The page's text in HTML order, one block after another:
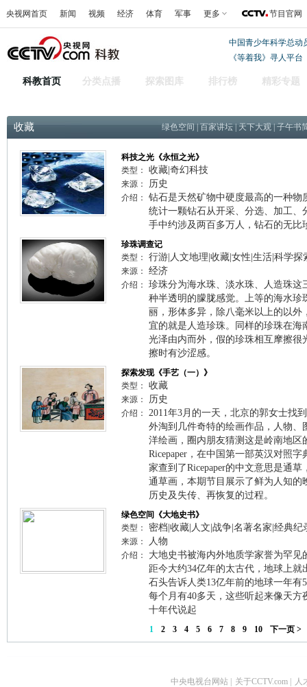
央视网首页 新闻 视频 经济 体育 军事 更多 节目官网
中国青少年科学总动
《等着我》寻人平台
科教首页 分类点播 探索图库 排行榜 精彩专题
收藏 绿色空间|百家讲坛|天下大观|子午书
科技之光《永恒之光》
类型：
收藏|奇幻科技
来源： 历史
介绍：
钻石是天然矿物中硬度最高的一种物
统计一颗钻石从开采、分选、加工、
手中约涉及两百多万人，钻石的无比
珍珠调查记
类型：
行游|人文地理|收藏|女性|生活|科学探
来源： 经济
介绍：
珍珠分为海水珠、淡水珠、人造珠这
种半透明的朦胧感觉。上等的海水珍
丽，形体多异，除八毫米以上的以
宜的就是人造珍珠。同样的珍珠在海
光泽由内而外，假的珍珠相互摩擦很
擦时有沙涩感。
探索发现《手艺（一）》
类型：
收藏
来源： 历史
介绍：
2011年3月的一天，北京的郭女士找
外淘到几件奇特的绘画作品，人物、
洋绘画，圈内朋友猜测这是岭南地区
Ricepaper，在中国第一部英汉对照
家查到了Ricepaper的中文意思是通
通草画，本期节目展示了鲜为人知的
历史及失传、再恢复的过程。
绿色空间《大地史书》
类型：
密档|收藏|人文|战争|名著名家|经典纪
来源： 人物
介绍：
大地史书被海内外地质学家誉为罕
距今大约34亿年的太古代，地球上
石头告诉人类13亿年前的地球一年有
每个月有40多天，这些听起来像天
十年代说起
1 2 3 4 5 6 7 8 9 10 下一页 >
中央电视台网站 关于CCTV.com 人